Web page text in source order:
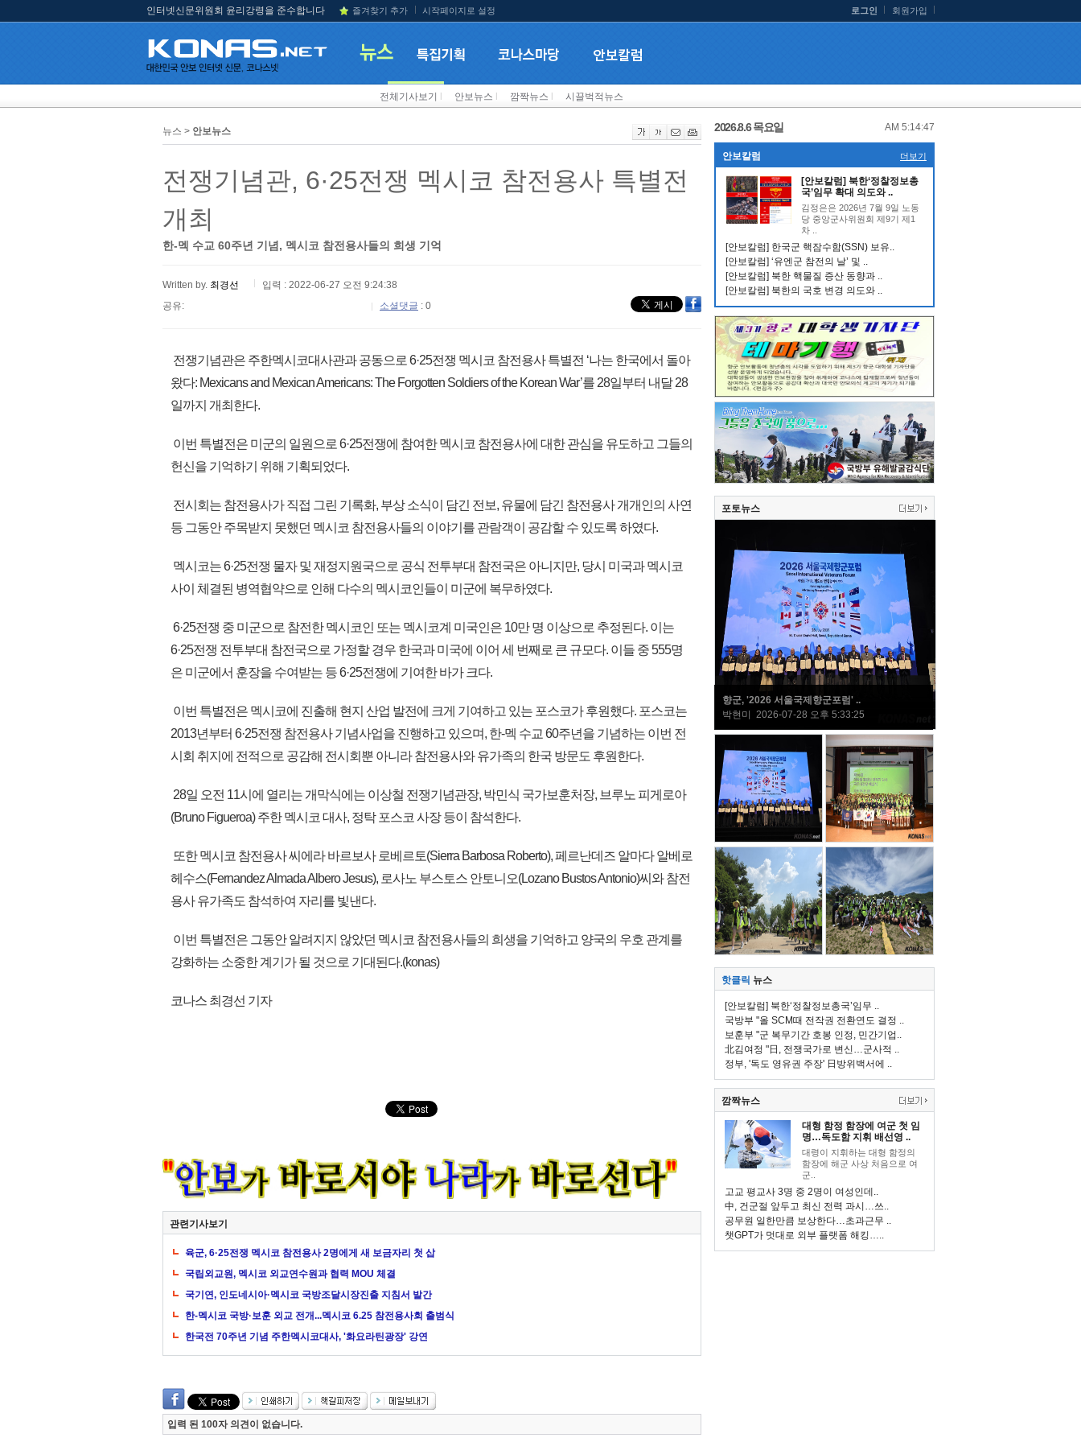
인터넷신문위원회 윤리강령을 준수합니다 즐겨찾기 추가 시작페이지로 설정 로그인 회원가입
전체기사보기 안보뉴스 깜짝뉴스 시끌벅적뉴스
뉴스 > 안보뉴스
전쟁기념관, 6·25전쟁 멕시코 참전용사 특별전
개최
한-멕 수교 60주년 기념, 멕시코 참전용사들의 희생 기억
Written by. 최경선
입력 : 2022-06-27 오전 9:24:38
공유:
소셜댓글 : 0
전쟁기념관은 주한멕시코대사관과 공동으로 6·25전쟁 멕시코 참전용사 특별전 ‘나는 한국에서 돌아
왔다: Mexicans and Mexican Americans: The Forgotten Soldiers of the Korean War’를 28일부터 내달 28
일까지 개최한다.
이번 특별전은 미군의 일원으로 6·25전쟁에 참여한 멕시코 참전용사에 대한 관심을 유도하고 그들의
헌신을 기억하기 위해 기획되었다.
전시회는 참전용사가 직접 그린 기록화, 부상 소식이 담긴 전보, 유물에 담긴 참전용사 개개인의 사연
등 그동안 주목받지 못했던 멕시코 참전용사들의 이야기를 관람객이 공감할 수 있도록 하였다.
멕시코는 6·25전쟁 물자 및 재정지원국으로 공식 전투부대 참전국은 아니지만, 당시 미국과 멕시코
사이 체결된 병역협약으로 인해 다수의 멕시코인들이 미군에 복무하였다.
6·25전쟁 중 미군으로 참전한 멕시코인 또는 멕시코계 미국인은 10만 명 이상으로 추정된다. 이는
6·25전쟁 전투부대 참전국으로 가정할 경우 한국과 미국에 이어 세 번째로 큰 규모다. 이들 중 555명
은 미군에서 훈장을 수여받는 등 6·25전쟁에 기여한 바가 크다.
이번 특별전은 멕시코에 진출해 현지 산업 발전에 크게 기여하고 있는 포스코가 후원했다. 포스코는
2013년부터 6·25전쟁 참전용사 기념사업을 진행하고 있으며, 한-멕 수교 60주년을 기념하는 이번 전
시회 취지에 전적으로 공감해 전시회뿐 아니라 참전용사와 유가족의 한국 방문도 후원한다.
28일 오전 11시에 열리는 개막식에는 이상철 전쟁기념관장, 박민식 국가보훈처장, 브루노 피게로아
(Bruno Figueroa) 주한 멕시코 대사, 정탁 포스코 사장 등이 참석한다.
또한 멕시코 참전용사 씨에라 바르보사 로베르토(Sierra Barbosa Roberto), 페르난데즈 알마다 알베로
헤수스(Fernandez Almada Albero Jesus), 로사노 부스토스 안토니오(Lozano Bustos Antonio)씨와 참전
용사 유가족도 참석하여 자리를 빛낸다.
이번 특별전은 그동안 알려지지 않았던 멕시코 참전용사들의 희생을 기억하고 양국의 우호 관계를
강화하는 소중한 계기가 될 것으로 기대된다.(konas)
코나스 최경선 기자
관련기사보기
육군, 6·25전쟁 멕시코 참전용사 2명에게 새 보금자리 첫 삽
국립외교원, 멕시코 외교연수원과 협력 MOU 체결
국기연, 인도네시아·멕시코 국방조달시장진출 지침서 발간
한-멕시코 국방·보훈 외교 전개...멕시코 6.25 참전용사회 출범식
한국전 70주년 기념 주한멕시코대사, '화요라틴광장' 강연
입력 된 100자 의견이 없습니다.
2026.8.6 목요일 AM 5:14:47
안보칼럼 더보기
[안보칼럼] 북한‘정찰정보총
국’임무 확대 의도와 ..
김정은은 2026년 7월 9일 노동
당 중앙군사위원회 제9기 제1
차 ..
[안보칼럼] 한국군 핵잠수함(SSN) 보유..
[안보칼럼] ‘유엔군 참전의 날’ 및 ..
[안보칼럼] 북한 핵물질 증산 동향과 ..
[안보칼럼] 북한의 국호 변경 의도와 ..
포토뉴스
향군, '2026 서울국제향군포럼' ..
박현미 2026-07-28 오후 5:33:25
핫클릭 뉴스
[안보칼럼] 북한‘정찰정보총국’임무 ..
국방부 "올 SCM때 전작권 전환연도 결정 ..
보훈부 "군 복무기간 호봉 인정, 민간기업..
北김여정 "日, 전쟁국가로 변신…군사적 ..
정부, '독도 영유권 주장' 日방위백서에 ..
깜짝뉴스
대형 함정 함장에 여군 첫 임
명…독도함 지휘 배선영 ..
대령이 지휘하는 대형 함정의
함장에 해군 사상 처음으로 여
군..
고교 평교사 3명 중 2명이 여성인데..
中, 건군절 앞두고 최신 전력 과시…쓰..
공무원 일한만큼 보상한다…초과근무 ..
챗GPT가 멋대로 외부 플랫폼 해킹…..